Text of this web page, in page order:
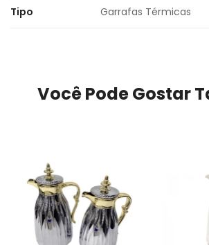
Tipo Garrafas Térmicas
Você Pode Gostar